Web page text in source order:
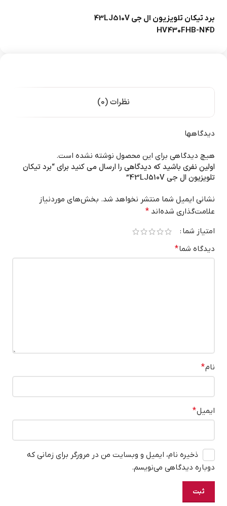
برد تیکان تلویزیون ال جی 43LJ510V
HV430FHB-N4D
نظرات (0)
دیدگاهها
هیچ دیدگاهی برای این محصول نوشته نشده است.
اولین نفری باشید که دیدگاهی را ارسال می کنید برای “برد تیکان
تلویزیون ال جی 43LJ510V”
نشانی ایمیل شما منتشر نخواهد شد. بخش‌های موردنیاز
علامت‌گذاری شده‌اند *
امتیاز شما
دیدگاه شما*
نام*
ایمیل*
ذخیره نام، ایمیل و وبسایت من در مرورگر برای زمانی که
دوباره دیدگاهی می‌نویسم.